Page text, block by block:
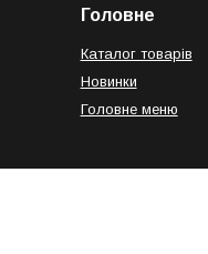
Головне
Каталог товарів
Новинки
Головне меню